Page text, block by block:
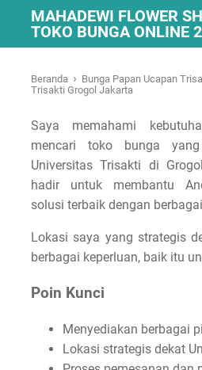
MAHADEWI FLOWER
TOKO BUNGA ONLINE
Beranda › Bunga Papan Ucapan
Trisakti Grogol Jakarta
Saya memahami
mencari toko bunga
Universitas Trisakti di
hadir untuk membantu
solusi terbaik dengan
Lokasi saya yang strategis
berbagai keperluan, baik itu
Poin Kunci
Menyediakan berbagai
Lokasi strategis dekat